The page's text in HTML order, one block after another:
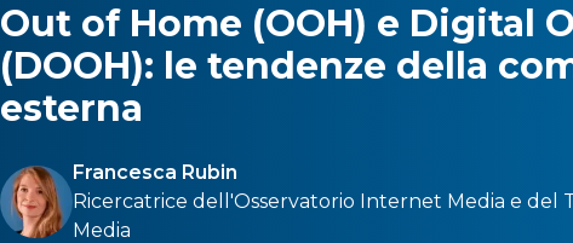
Out of Home (OOH) e Digital
(DOOH): le tendenze della
esterna
Francesca Rubin
Ricercatrice dell'Osservatorio Internet Media e del
Media